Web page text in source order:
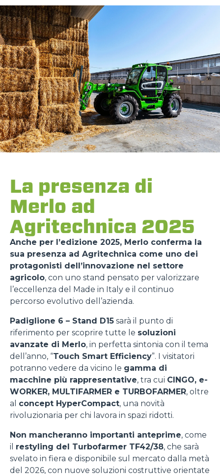
La presenza di
Merlo ad
Agritechnica 2025
Anche per l’edizione 2025, Merlo conferma la
sua presenza ad Agritechnica come uno dei
protagonisti dell’innovazione nel settore
agricolo, con uno stand pensato per valorizzare
l’eccellenza del Made in Italy e il continuo
percorso evolutivo dell’azienda.
Padiglione 6 – Stand D15 sarà il punto di
riferimento per scoprire tutte le soluzioni
avanzate di Merlo, in perfetta sintonia con il tema
dell’anno, “Touch Smart Efficiency”. I visitatori
potranno vedere da vicino le gamma di
macchine più rappresentative, tra cui CINGO, e-
WORKER, MULTIFARMER e TURBOFARMER, oltre
al concept HyperCompact, una novità
rivoluzionaria per chi lavora in spazi ridotti.
Non mancheranno importanti anteprime, come
il restyling del Turbofarmer TF42/38, che sarà
svelato in fiera e disponibile sul mercato dalla metà
del 2026, con nuove soluzioni costruttive orientate